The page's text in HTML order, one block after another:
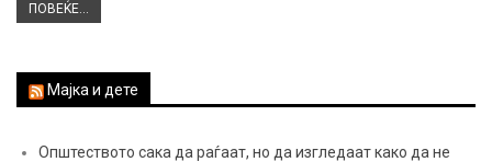
ПОВЕЌЕ...
Мајка и дете
Општеството сака да раѓаат, но да изгледаат како да не